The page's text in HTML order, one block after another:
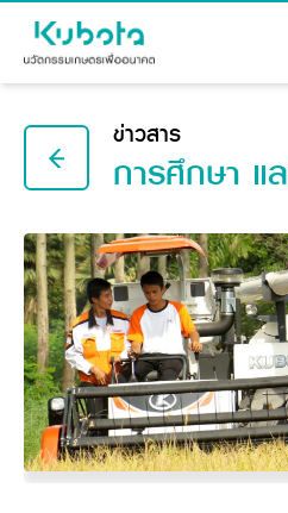
สินค้า
เครื่องจักรกลการเกษตร
แทรกเตอร์
อุปกรณ์ต่อพ่วงแทรกเตอร์
รถเกี่ยวนวดข้าว
รถดำนา
ชุดอุปกรณ์เสริมรถดำนา
โปรโมชัน
สาระความรู้
ผู้แทนจำหน่าย
เครื่องจักรกลการเกษตร
ข้อมูลองค์กร
ข่าวสาร
การศึกษา แล